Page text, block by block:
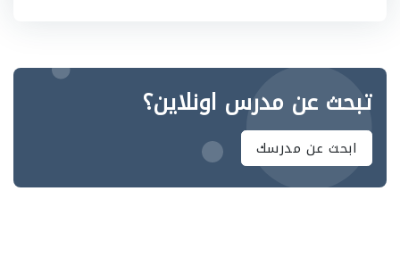
تبحث عن مدرس اونلاين؟
ابحث عن مدرسك